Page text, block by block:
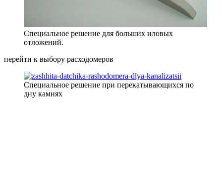
Специальное решение для больших иловых
отложений.
перейти к выбору расходомеров
Специальное решение при перекатывающихся по
дну камнях